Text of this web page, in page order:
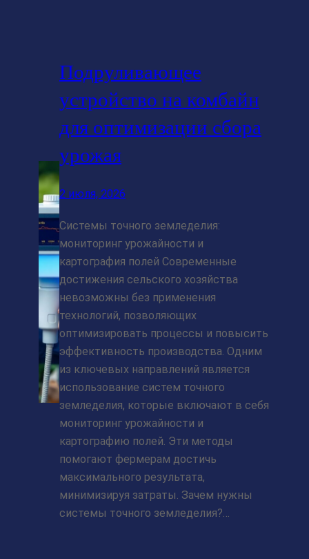
Подруливающее
устройство на комбайн
для оптимизации сбора
урожая
2 июля, 2026
Системы точного земледелия:
мониторинг урожайности и
картография полей Современные
достижения сельского хозяйства
невозможны без применения
технологий, позволяющих
оптимизировать процессы и повысить
эффективность производства. Одним
из ключевых направлений является
использование систем точного
земледелия, которые включают в себя
мониторинг урожайности и
картографию полей. Эти методы
помогают фермерам достичь
максимального результата,
минимизируя затраты. Зачем нужны
системы точного земледелия?…